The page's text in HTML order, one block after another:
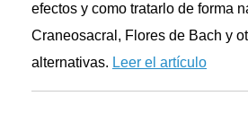
efectos y como tratarlo de forma
Craneosacral, Flores de Bach y
alternativas. Leer el artículo